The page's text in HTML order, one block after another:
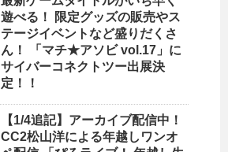
遊べる！ 限定グッズの販売やス
テージイベントなど盛りだくさ
ん！ 「マチ★アソビ vol.17」に
サイバーコネクトツー出展決
定！！
【1/4追記】アーカイブ配信中！
CC2松山洋による年越しワンオ